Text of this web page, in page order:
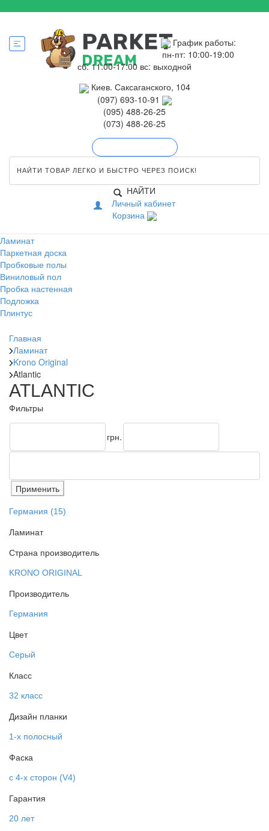
График работы:
пн-пт: 10:00-19:00
сб: 11:00-17:00 вс: выходной
Киев. Саксаганского, 104
(097) 693-10-91
(095) 488-26-25
(073) 488-26-25
НАЙТИ
Личный кабинет
Корзина
Ламинат
Паркетная доска
Пробковые полы
Виниловый пол
Пробка настенная
Подложка
Плинтус
Главная
Ламинат
Krono Original
Atlantic
ATLANTIC
Фильтры
грн.
Германия (15)
Ламинат
Страна производитель
KRONO ORIGINAL
Производитель
Германия
Цвет
Серый
Класс
32 класс
Дизайн планки
1-х полосный
Фаска
с 4-х сторон (V4)
Гарантия
20 лет